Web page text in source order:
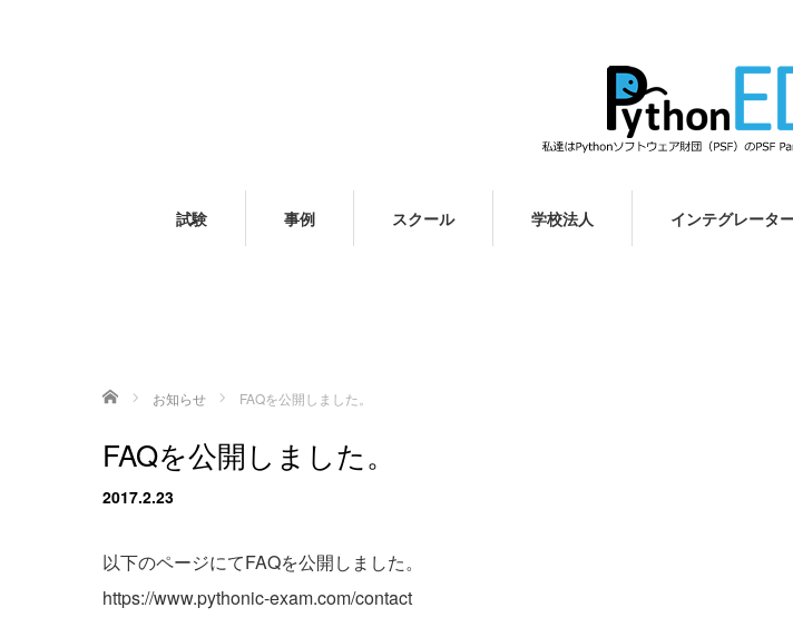
試験 事例 スクール 学校法人 インテグレータ
ホーム お知らせ FAQを公開しました。
FAQを公開しました。
2017.2.23
以下のページにてFAQを公開しました。
https://www.pythonic-exam.com/contact